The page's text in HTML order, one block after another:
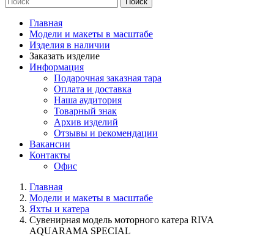
Главная
Модели и макеты в масштабе
Изделия в наличии
Заказать изделие
Информация
Подарочная заказная тара
Оплата и доставка
Наша аудитория
Товарный знак
Архив изделий
Отзывы и рекомендации
Вакансии
Контакты
Офис
Главная
Модели и макеты в масштабе
Яхты и катера
Сувенирная модель моторного катера RIVA
AQUARAMA SPECIAL